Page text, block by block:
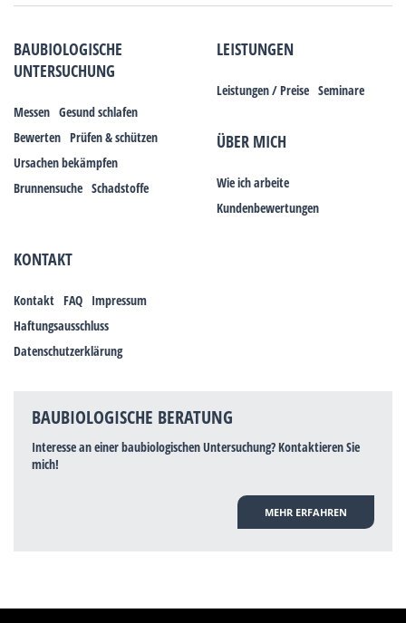
BAUBIOLOGISCHE
UNTERSUCHUNG
Messen Gesund schlafen
Bewerten Prüfen & schützen
Ursachen bekämpfen
Brunnensuche Schadstoffe
LEISTUNGEN
Leistungen / Preise Seminare
ÜBER MICH
Wie ich arbeite
Kundenbewertungen
KONTAKT
Kontakt FAQ Impressum
Haftungsausschluss
Datenschutzerklärung
BAUBIOLOGISCHE BERATUNG
Interesse an einer baubiologischen Untersuchung? Kontaktieren Sie
mich!
MEHR ERFAHREN